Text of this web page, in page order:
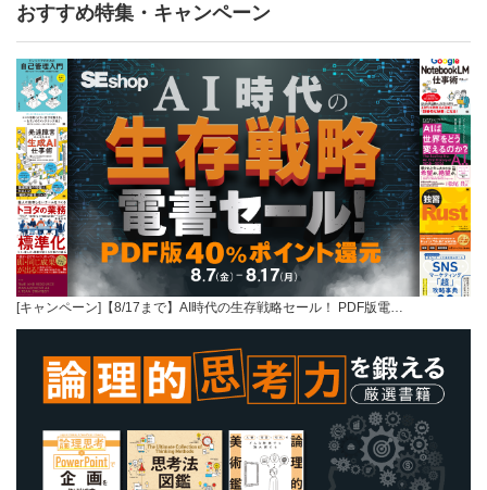
おすすめ特集・キャンペーン
[キャンペーン]【8/17まで】AI時代の生存戦略セール！ PDF版電…